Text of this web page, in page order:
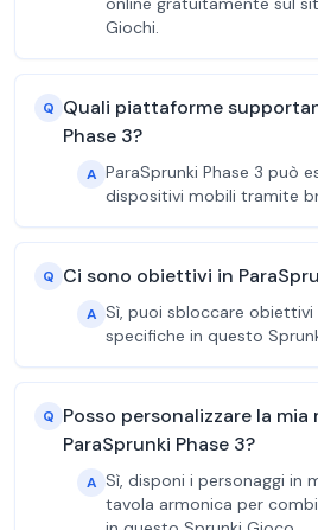
Giochi.
Q Quali piattaforme
Phase 3?
A ParaSprunki Phase 3 può
dispositivi mobili tramite
Q Ci sono obiettivi in
A Sì, puoi sbloccare
specifiche in questo
Q Posso personalizzare la mia
ParaSprunki Phase 3?
A Sì, disponi i personaggi in
tavola armonica per